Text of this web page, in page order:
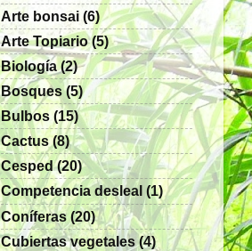
Arte bonsai (6)
Arte Topiario (5)
Biología (2)
Bosques (5)
Bulbos (15)
Cactus (8)
Cesped (20)
Competencia desleal (1)
Coníferas (20)
Cubiertas vegetales (4)